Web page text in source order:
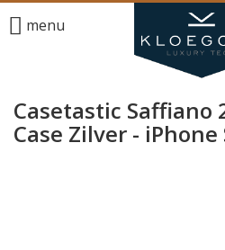
menu
Casetastic Saffiano
Case Zilver -